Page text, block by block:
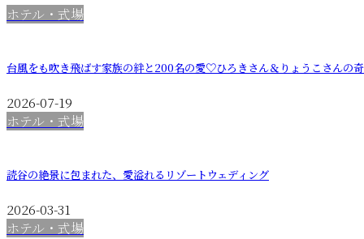
ホテル・式場
台風をも吹き飛ばす家族の絆と200名の愛♡ひろきさん＆りょうこさんの
2026-07-19
ホテル・式場
読谷の絶景に包まれた、愛溢れるリゾートウェディング
2026-03-31
ホテル・式場